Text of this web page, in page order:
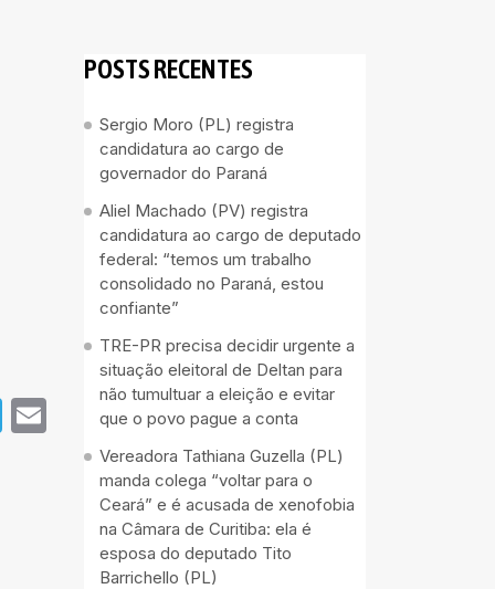
Telegram
Email
POSTS RECENTES
Sergio Moro (PL) registra
candidatura ao cargo de
governador do Paraná
Aliel Machado (PV) registra
candidatura ao cargo de deputado
federal: “temos um trabalho
consolidado no Paraná, estou
confiante”
TRE-PR precisa decidir urgente a
situação eleitoral de Deltan para
não tumultuar a eleição e evitar
que o povo pague a conta
Vereadora Tathiana Guzella (PL)
manda colega “voltar para o
Ceará” e é acusada de xenofobia
na Câmara de Curitiba: ela é
esposa do deputado Tito
Barrichello (PL)